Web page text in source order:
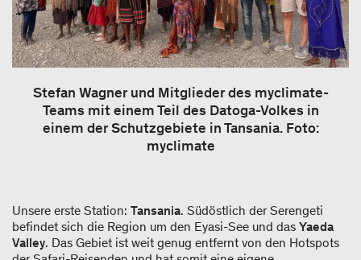
Stefan Wagner und Mitglieder des myclimate-
Teams mit einem Teil des Datoga-Volkes in
einem der Schutzgebiete in Tansania. Foto:
myclimate
Unsere erste Station: Tansania. Südöstlich der Serengeti
befindet sich die Region um den Eyasi-See und das Yaeda
Valley. Das Gebiet ist weit genug entfernt von den Hotspots